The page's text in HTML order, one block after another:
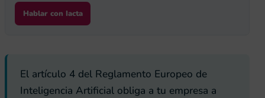
Hablar con Iacta
El artículo 4 del Reglamento Europeo de
Inteligencia Artificial obliga a tu empresa a